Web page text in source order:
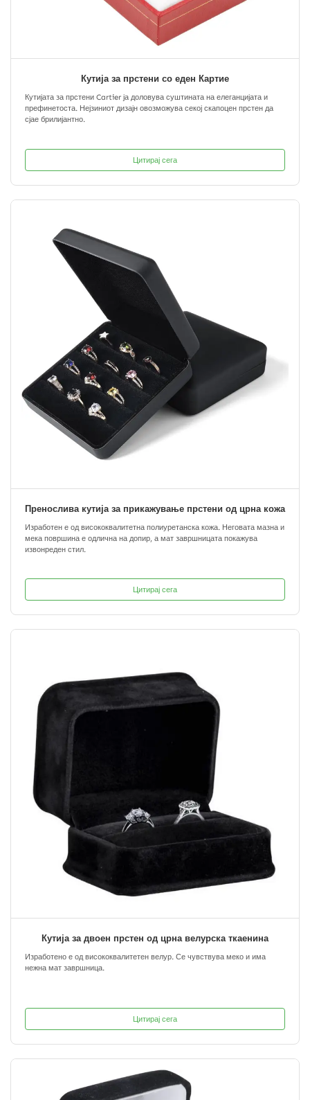
Кутија за прстени со еден Картие
Кутијата за прстени Cartier ја доловува суштината на елеганцијата и
префинетоста. Нејзиниот дизајн овозможува секој скапоцен прстен да
сјае брилијантно.
Цитирај сега
Пренослива кутија за прикажување прстени од црна кожа
Изработен е од висококвалитетна полиуретанска кожа. Неговата мазна и
мека површина е одлична на допир, а мат завршницата покажува
извонреден стил.
Цитирај сега
Кутија за двоен прстен од црна велурска ткаенина
Изработено е од висококвалитетен велур. Се чувствува меко и има
нежна мат завршница.
Цитирај сега